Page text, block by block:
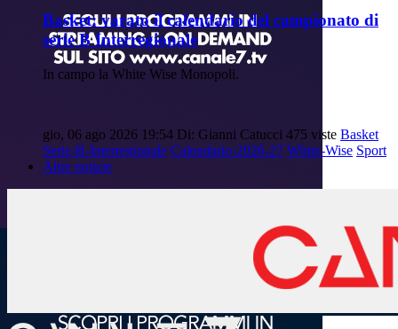
Basket: varato il calendario del campionato di
serie B Interregionale
In campo la White Wise Monopoli.
gio, 06 ago 2026 19:54 Di: Gianni Catucci 475 viste Basket
Serie-B-Interregionale Calendario-2026-27 White-Wise Sport
Altre notizie